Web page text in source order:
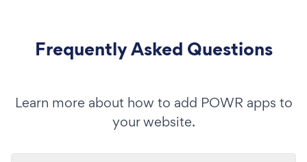
Frequently Asked Questions
Learn more about how to add POWR apps to
your website.